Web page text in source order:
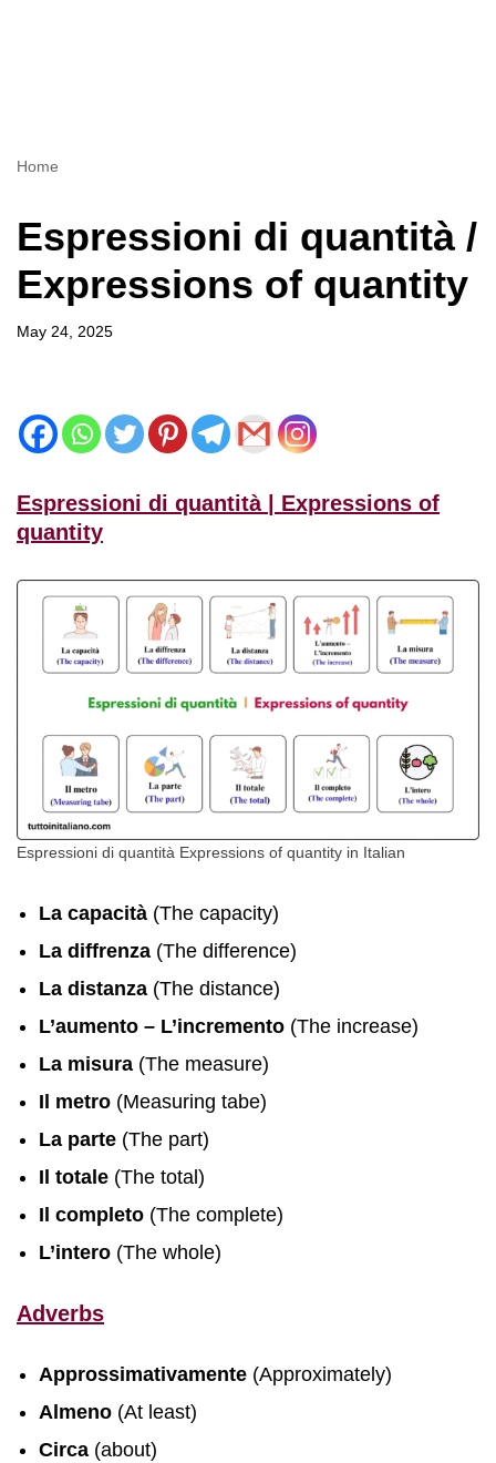
Home
Espressioni di quantità /
Expressions of quantity
May 24, 2025
Espressioni di quantità | Expressions of
quantity
Espressioni di quantità Expressions of quantity in Italian
La capacità (The capacity)
La diffrenza (The difference)
La distanza (The distance)
L’aumento – L’incremento (The increase)
La misura (The measure)
Il metro (Measuring tabe)
La parte (The part)
Il totale (The total)
Il completo (The complete)
L’intero (The whole)
Adverbs
Approssimativamente (Approximately)
Almeno (At least)
Circa (about)